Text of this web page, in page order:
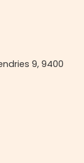
9, 9400